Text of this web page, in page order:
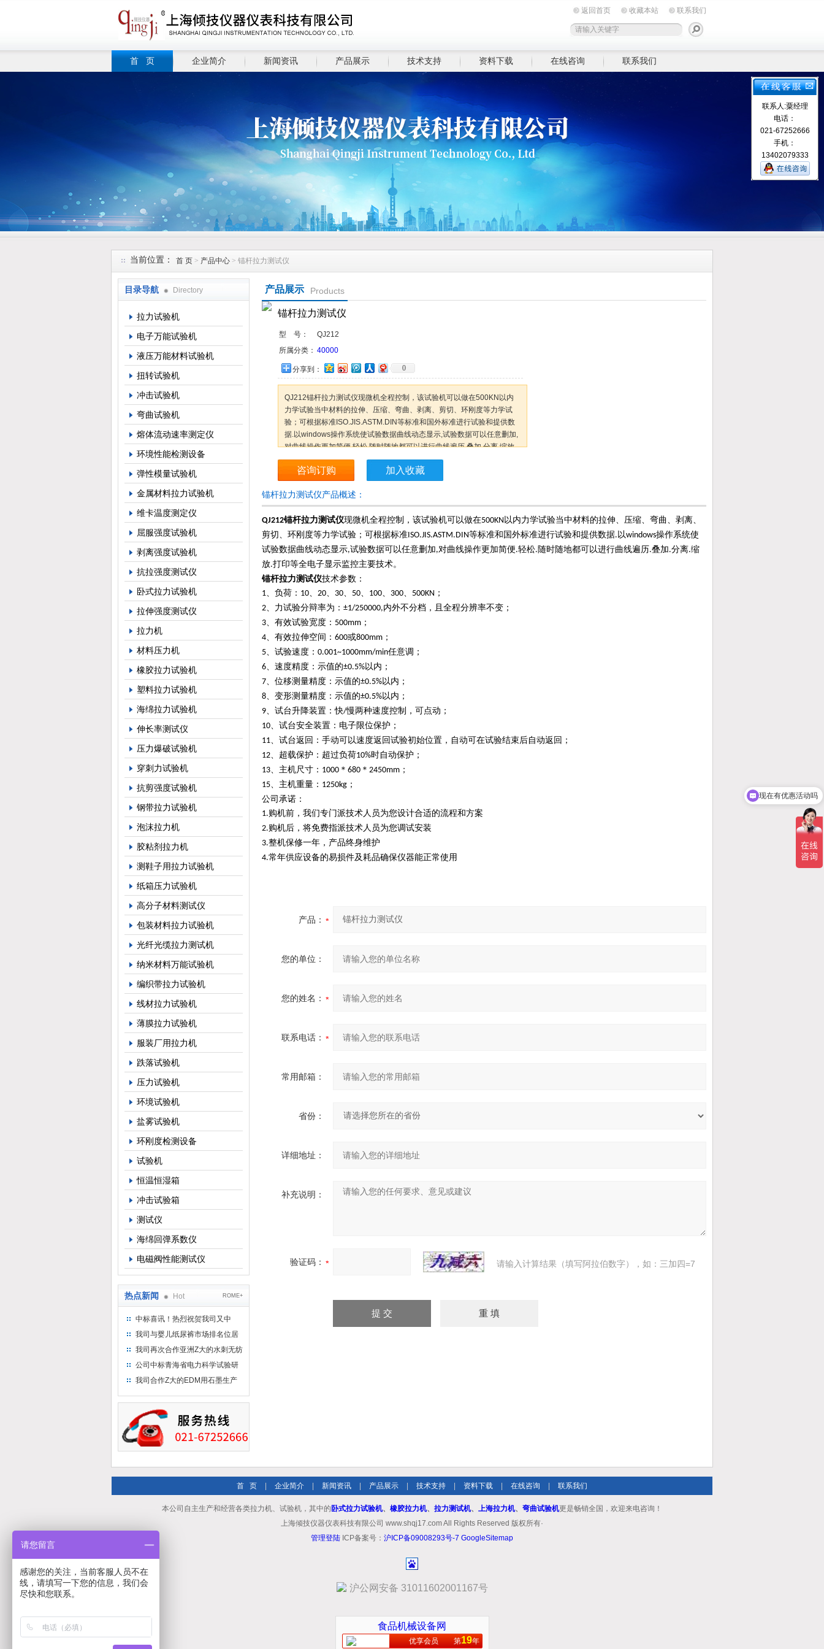
返回首页 收藏本站 联系我们
首 页 企业简介 新闻资讯 产品展示 技术支持 资料下载 在线咨询 联系我们
当前位置： 首 页 > 产品中心 > 锚杆拉力测试仪
目录导航 Directory
拉力试验机
电子万能试验机
液压万能材料试验机
扭转试验机
冲击试验机
弯曲试验机
熔体流动速率测定仪
环境性能检测设备
弹性模量试验机
金属材料拉力试验机
维卡温度测定仪
屈服强度试验机
剥离强度试验机
抗拉强度测试仪
卧式拉力试验机
拉伸强度测试仪
拉力机
材料压力机
橡胶拉力试验机
塑料拉力试验机
海绵拉力试验机
伸长率测试仪
压力爆破试验机
穿刺力试验机
抗剪强度试验机
钢带拉力试验机
泡沫拉力机
胶粘剂拉力机
测鞋子用拉力试验机
纸箱压力试验机
高分子材料测试仪
包装材料拉力试验机
光纤光缆拉力测试机
纳米材料万能试验机
编织带拉力试验机
线材拉力试验机
薄膜拉力试验机
服装厂用拉力机
跌落试验机
压力试验机
环境试验机
盐雾试验机
环刚度检测设备
试验机
恒温恒湿箱
冲击试验箱
测试仪
海绵回弹系数仪
电磁阀性能测试仪
热点新闻 Hot ROME+
中标喜讯！热烈祝贺我司又中
标！
我司与婴儿纸尿裤市场排名位居
名的全日美实业合作成功！
我司再次合作亚洲Z大的水刺无纺
布供应商-南六企业！
公司中标青海省电力科学试验研
究院！
我司合作Z大的EDM用石墨生产
产品展示 Products
锚杆拉力测试仪
型 号：
QJ212
所属分类： 40000
分享到： 0
QJ212锚杆拉力测试仪现微机全程控制，该试验机可以做在500KN以内
力学试验当中材料的拉伸、压缩、弯曲、剥离、剪切、环刚度等力学试
验；可根据标准ISO.JIS.ASTM.DIN等标准和国外标准进行试验和提供数
据.以windows操作系统使试验数据曲线动态显示,试验数据可以任意删加,
对曲线操作更加简便.轻松.随时随地都可以进行曲线遍历.叠加.分离.缩放.
打印等全电子显示监控主要技术。
咨询订购 加入收藏
锚杆拉力测试仪产品概述：
QJ212锚杆拉力测试仪现微机全程控制，该试验机可以做在500KN以内力学试验当中材料的拉伸、压缩、弯曲、剥离、
剪切、环刚度等力学试验；可根据标准ISO.JIS.ASTM.DIN等标准和国外标准进行试验和提供数据.以windows操作系统使
试验数据曲线动态显示,试验数据可以任意删加,对曲线操作更加简便.轻松. 随时随地都可以进行曲线遍历.叠加.分离.缩
放.打印等全电子显示监控主要技术。
锚杆拉力测试仪技术参数：
1、负荷： 10、 20、 30、 50、 100、 300、 500KN ；
2、力试验分辩率为： ±1/250000,内外不分档，且全程分辨率不变；
3、有效试验宽度： 500mm ；
4、有效拉伸空间： 600或800mm ；
5、试验速度： 0.001~1000mm/min任意调；
6、速度精度：示值的±0.5%以内；
7、位移测量精度：示值的±0.5%以内；
8、变形测量精度：示值的±0.5%以内；
9、试台升降装置：快/慢两种速度控制，可点动；
10、试台安全装置：电子限位保护；
11、试台返回：手动可以速度返回试验初始位置，自动可在试验结束后自动返回；
12、超载保护：超过负荷10%时自动保护；
13、主机尺寸： 1000 ＊ 680 ＊ 2450mm ；
15、主机重量： 1250kg ；
公司承诺：
1.购机前，我们专门派技术人员为您设计合适的流程和方案
2.购机后，将免费指派技术人员为您调试安装
3.整机保修一年，产品终身维护
4.常年供应设备的易损件及耗品确保仪器能正常使用
产品：
您的单位：
您的姓名：
联系电话：
常用邮箱：
省份：
详细地址：
补充说明：
验证码： 请输入计算结果（填写阿拉伯数字），如：三加四=7
首 页 企业简介 新闻资讯 产品展示 技术支持 资料下载 在线咨询 联系我们
本公司自主生产和经营各类拉力机、试验机，其中的 卧式拉力试验机、 橡胶拉力机、 拉力测试机、 上海拉力机、 弯曲试验机更是畅销全国，欢迎来电咨询！
上海倾技仪器仪表科技有限公司 www.shqj17.com All Rights Reserved 版权所有·
管理登陆 ICP备案号： 沪ICP备09008293号-7 GoogleSitemap
联系人:粟经理
电话：
021-67252666
手机：
13402079333
沪公网安备 31011602001167号
食品机械设备网
优享会员 第19年
现在有优惠活动吗
请您留言
感谢您的关注，当前客服人员不在
线，请填写一下您的信息，我们会
尽快和您联系。